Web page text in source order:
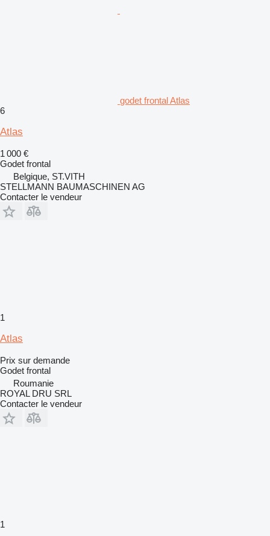
godet frontal Atlas
6
Atlas
1 000 €
Godet frontal
Belgique, ST.VITH
STELLMANN BAUMASCHINEN AG
Contacter le vendeur
1
Atlas
Prix sur demande
Godet frontal
Roumanie
ROYAL DRU SRL
Contacter le vendeur
1